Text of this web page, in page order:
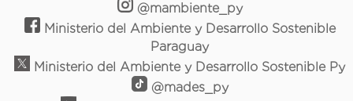
@mambiente_py
Ministerio del Ambiente y Desarrollo Sostenible
Paraguay
Ministerio del Ambiente y Desarrollo Sostenible Py
@mades_py